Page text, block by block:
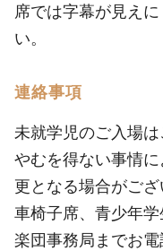
席では字幕が見え
い。
連絡事項
未就学児のご入場は
やむを得ない事情
更となる場合がござ
車椅子席、青少年
楽団事務局までお電